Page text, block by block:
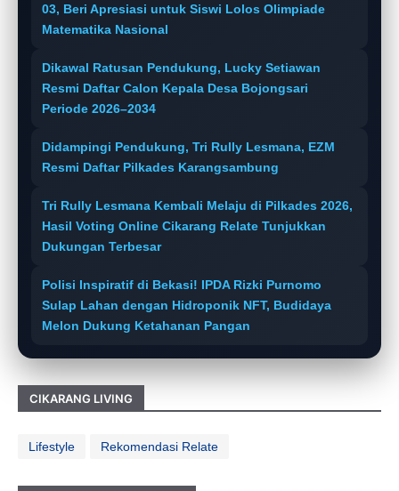
03, Beri Apresiasi untuk Siswi Lolos Olimpiade
Matematika Nasional
Dikawal Ratusan Pendukung, Lucky Setiawan
Resmi Daftar Calon Kepala Desa Bojongsari
Periode 2026–2034
Didampingi Pendukung, Tri Rully Lesmana, EZM
Resmi Daftar Pilkades Karangsambung
Tri Rully Lesmana Kembali Melaju di Pilkades 2026,
Hasil Voting Online Cikarang Relate Tunjukkan
Dukungan Terbesar
Polisi Inspiratif di Bekasi! IPDA Rizki Purnomo
Sulap Lahan dengan Hidroponik NFT, Budidaya
Melon Dukung Ketahanan Pangan
CIKARANG LIVING
Lifestyle Rekomendasi Relate